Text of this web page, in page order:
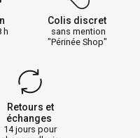
h
Colis discret
sans mention
"Périnée Shop"
Retours et
échanges
14 jours pour